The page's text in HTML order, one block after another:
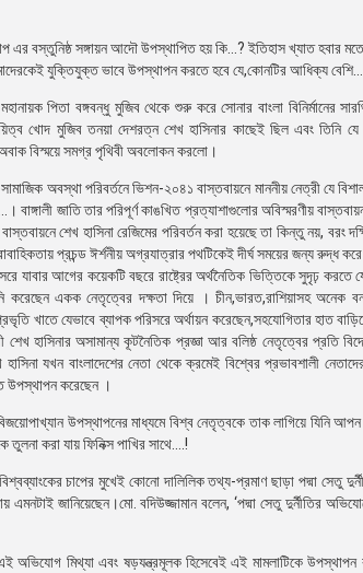
এর বস্তুনিষ্ঠ সঙ্গায়ন আদৌ উপস্থাপিত হয় কি…? ইতিহাস খ্যাত
যুক্তিযুক্ত ভাবে উপস্থাপন করতে হবে যে,কোনটির আধিক্য বেশি….
পিতা বঙ্গবন্ধু মুজিব থেকে শুরু করে সোনার বাংলা
খোদ মুজিব তনয়া দেশরত্ন শেখ হাসিনার কাছেই ছিল এবং তিনি
অবাক বিস্ময়ে সমগ্র পৃথিবী অবলোকন করলো।
সামাজিক অবস্থা পরিবর্তনে ভিশন-২০৪১ বাস্তবায়নে মাননীয় নেত্রী যে
বাঙ্গালী জাতি তার পরিপূর্ণ কাঙখিত প্রত্যাশাগুলোর অবিস্মরণীয়
শেখ হাসিনা রেজিমের পরিবর্তন করা হয়েছে তা কিন্তু নয়, বরং
প্রচন্ড ঈর্শনীয় অগ্রযাত্রার পথটিকেই দীর্ঘ সময়ের জন্য রুদ্ধ
যাবার আগের কয়েকটি বছরে রাষ্ট্রের অর্থনৈতিক ভিত্তিকে সুদৃঢ় করতে
করেছেন একক নেতৃত্বের দক্ষতা দিয়ে । চীন,ভারত,রাশিয়াসহ অনেক
খাতে যেভাবে ব্যাপক পরিসরে অর্থায়ন করেছেন,সহযোগিতার হাত
শেখ হাসিনার অসামান্য কূটনৈতিক প্রজ্ঞা আর বলিষ্ঠ নেতৃত্বের
যখন বাংলাদেশের নেতা থেকে ক্রমেই বিশ্বের প্রভাবশালী
উপস্থাপন করেছেন ।
বিজয়োপাখ্যান উপস্থাপনের মাধ্যমে বিশ্ব নেতৃত্বকে তাক লাগিয়ে যিনি
তুলনা করা যায় ফিনিক্স পাখির সাথে....!
চাপের মুখেই কোনো দালিলিক তথ্য-প্রমাণ ছাড়া পদ্মা সেতু
এমনটাই জানিয়েছেন।মো. বদিউজ্জামান বলেন, ‘পদ্মা সেতু
অভিযোগ মিথ্যা এবং ষড়যন্ত্রমূলক হিসেবেই এই মামলাটিকে